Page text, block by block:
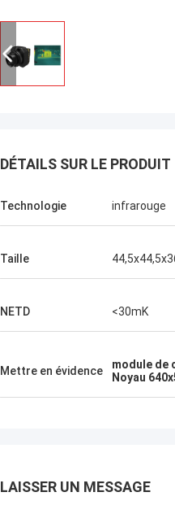
DÉTAILS SUR LE PRODUIT
Technologie infrarouge
Taille
NETD <30mK
Mettre en évidence module de
Noyau
LAISSER UN MESSAGE